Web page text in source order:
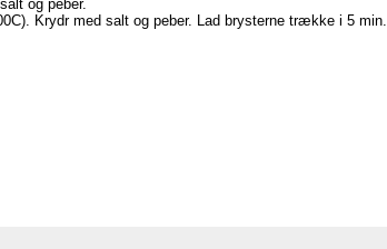
og peber.
Krydr med salt og peber. Lad brysterne trække i 5 min.